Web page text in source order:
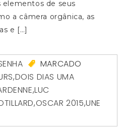
elementos de seus
a câmera orgânica, as
e […]
MARCADO
,DOIS DIAS UMA
,LUC
,OSCAR 2015,UNE